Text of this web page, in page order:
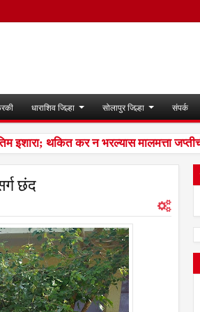
धाराशिव जिल्हा सोलापुर जिल्हा संपर्क
थकित कर न भरल्यास मालमत्ता
छंद